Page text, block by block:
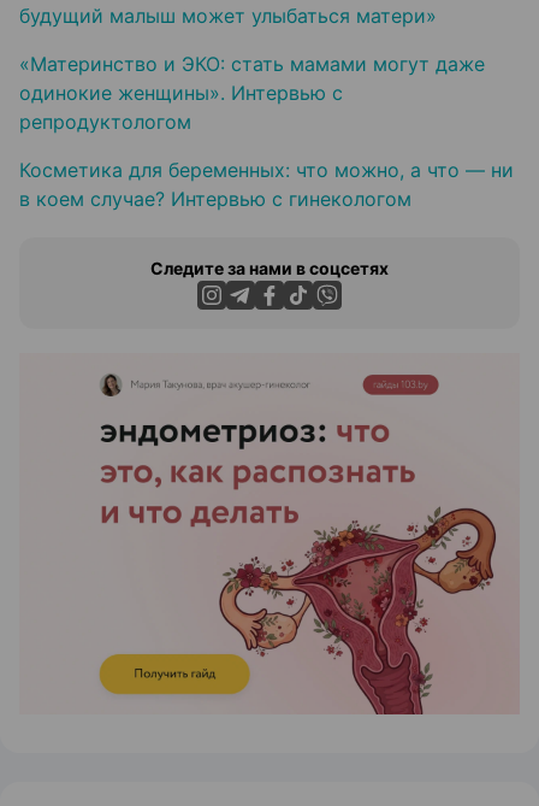
будущий малыш может улыбаться матери»
«Материнство и ЭКО: стать мамами могут даже
одинокие женщины». Интервью с
репродуктологом
Косметика для беременных: что можно, а что — ни
в коем случае? Интервью с гинекологом
Следите за нами в соцсетях
ЭФФЕКТИВНАЯ РЕКЛАМА НА САЙТЕ